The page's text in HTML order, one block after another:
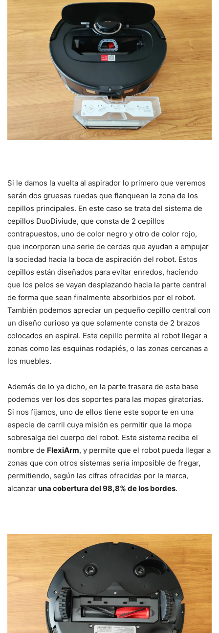
Si le damos la vuelta al aspirador lo primero que veremos
serán dos gruesas ruedas que flanquean la zona de los
cepillos principales. En este caso se trata del sistema de
cepillos DuoDiviude, que consta de 2 cepillos
contrapuestos, uno de color negro y otro de color rojo,
que incorporan una serie de cerdas que ayudan a empujar
la sociedad hacia la boca de aspiración del robot. Estos
cepillos están diseñados para evitar enredos, haciendo
que los pelos se vayan desplazando hacia la parte central
de forma que sean finalmente absorbidos por el robot.
También podemos apreciar un pequeño cepillo central con
un diseño curioso ya que solamente consta de 2 brazos
colocados en espiral. Este cepillo permite al robot llegar a
zonas como las esquinas rodapiés, o las zonas cercanas a
los muebles.
Además de lo ya dicho, en la parte trasera de esta base
podemos ver los dos soportes para las mopas giratorias.
Si nos fijamos, uno de ellos tiene este soporte en una
especie de carril cuya misión es permitir que la mopa
sobresalga del cuerpo del robot. Este sistema recibe el
nombre de FlexiArm, y permite que el robot pueda llegar a
zonas que con otros sistemas sería imposible de fregar,
permitiendo, según las cifras ofrecidas por la marca,
alcanzar una cobertura del 98,8% de los bordes.